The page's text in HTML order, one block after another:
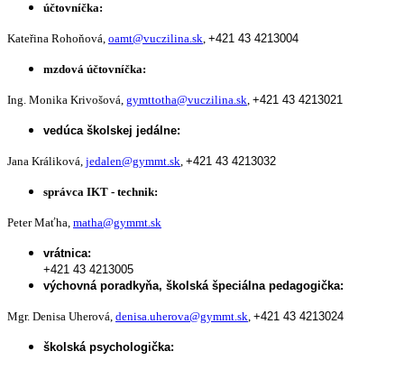
účtovníčka:
Kateřina Rohoňová, oamt@vuczilina.sk, +421 43 4213004
mzdová účtovníčka:
Ing. Monika Krivošová, gymttotha@vuczilina.sk, +421 43 4213021
vedúca školskej jedálne:
Jana Králiková, jedalen@gymmt.sk, +421 43 4213032
správca IKT - technik:
Peter Maťha, matha@gymmt.sk
vrátnica:
+421 43 4213005
výchovná poradkyňa, školská špeciálna pedagogička:
Mgr. Denisa Uherová, denisa.uherova@gymmt.sk, +421 43 4213024
školská psychologička: